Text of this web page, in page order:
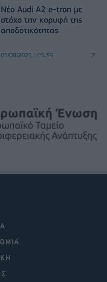
Νέο Audi A2 e-tron με
στόχο την κορυφή της
αποδοτικότητας
05/08/2026 - 05:39